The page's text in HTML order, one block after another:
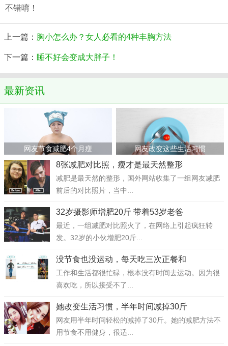
不错唷！
上一篇： 胸小怎么办？女人必看的4种丰胸方法
下一篇： 睡不好会变成大胖子！
最新资讯
网友节食减肥4个月瘦 网友改变这些生活习惯
8张减肥对比照，瘦才是最天然整形
减肥是最天然的整形，国外网站收集了一组网友减肥
前后的对比照片，当中...
32岁摄影师增肥20斤 带着53岁老爸
最近，一组减肥对比照火了，在网络上引起疯狂转
发。32岁的小伙增肥20斤...
没节食也没运动，每天吃三次正餐和
工作和生活都很忙碌，根本没有时间去运动。因为很
喜欢吃，所以接受不了...
她改变生活习惯，半年时间减掉30斤
网友用半年时间轻松的减掉了30斤。她的减肥方法不
用节食不用健身，很适...